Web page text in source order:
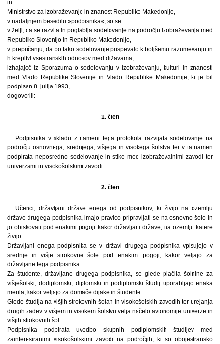
in
Ministrstvo za izobraževanje in znanost Republike Makedonije,
v nadaljnjem besedilu »podpisnika«, so se
v želji, da se razvija in poglablja sodelovanje na področju izobraževanja med
Republiko Slovenijo in Republiko Makedonijo,
v prepričanju, da bo tako sodelovanje prispevalo k boljšemu razumevanju in
h krepitvi vsestranskih odnosov med državama,
izhajajoč iz Sporazuma o sodelovanju v izobraževanju, kulturi in znanosti
med Vlado Republike Slovenije in Vlado Republike Makedonije, ki je bil
podpisan 8. julija 1993,
dogovorili:
1. člen
Podpisnika v skladu z nameni tega protokola razvijata sodelovanje na
področju osnovnega, srednjega, višjega in visokega šolstva ter v ta namen
podpirata neposredno sodelovanje in stike med izobraževalnimi zavodi ter
univerzami in visokošolskimi zavodi.
2. člen
Učenci, državljani države enega od podpisnikov, ki živijo na ozemlju
države drugega podpisnika, imajo pravico pripravljati se na osnovno šolo in
jo obiskovati pod enakimi pogoji kakor državljani države, na ozemlju katere
živijo.
Državljani enega podpisnika se v državi drugega podpisnika vpisujejo v
srednje in višje strokovne šole pod enakimi pogoji, kakor veljajo za
državljane tega podpisnika.
Za študente, državljane drugega podpisnika, se glede plačila šolnine za
višješolski, dodiplomski, diplomski in podiplomski študij uporabljajo enaka
merila, kakor veljajo za domače dijake in študente.
Glede študija na višjih strokovnih šolah in visokošolskih zavodih ter urejanja
drugih zadev v višjem in visokem šolstvu velja načelo avtonomije univerze in
višjih strokovnih šol.
Podpisnika podpirata uvedbo skupnih podiplomskih študijev med
zainteresiranimi visokošolskimi zavodi na področjih, ki so obojestransko